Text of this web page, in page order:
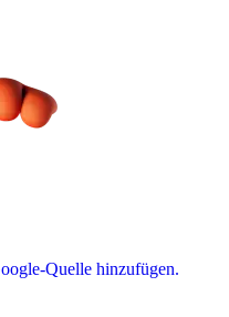
Quelle hinzufügen.